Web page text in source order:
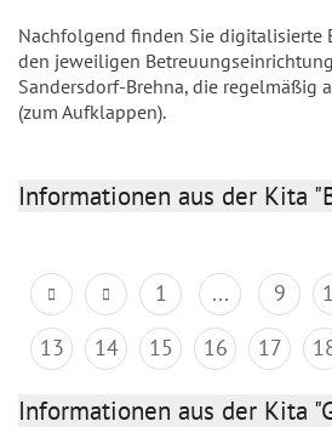
Nachfolgend finden Sie digitalisierte
den jeweiligen
Sandersdorf-Brehna, die regelmäßig
(zum Aufklappen).
Informationen aus der Kita
1 ... 9
13
14 15 16 17
Informationen aus der Kita